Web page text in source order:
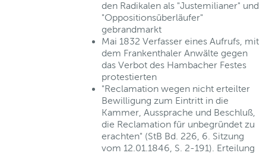
den Radikalen als "Justemilianer" und
"Oppositionsüberläufer"
gebrandmarkt
Mai 1832 Verfasser eines Aufrufs, mit
dem Frankenthaler Anwälte gegen
das Verbot des Hambacher Festes
protestierten
"Reclamation wegen nicht erteilter
Bewilligung zum Eintritt in die
Kammer, Aussprache und Beschluß,
die Reclamation für unbegründet zu
erachten" (StB Bd. 226, 6. Sitzung
vom 12.01.1846, S. 2-191). Erteilung